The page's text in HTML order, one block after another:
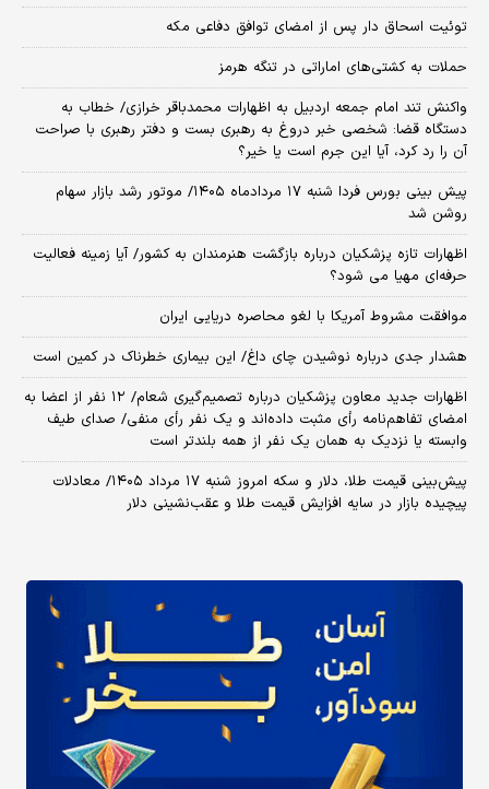
توئیت اسحاق دار پس از امضای توافق دفاعی مکه
حملات به کشتی‌های اماراتی در تنگه هرمز
واکنش تند امام جمعه اردبیل به اظهارات محمدباقر خرازی/ خطاب به
دستگاه قضا: شخصی خبر دروغ به رهبری بست و دفتر رهبری با صراحت
آن را رد کرد، آیا این جرم است یا خیر؟
پیش بینی بورس فردا شنبه ۱۷ مردادماه ۱۴۰۵/ موتور رشد بازار سهام
روشن شد
اظهارات تازه پزشکیان درباره بازگشت هنرمندان به کشور/ آیا زمینه فعالیت
حرفه‌ای مهیا می شود؟
موافقت مشروط آمریکا با لغو محاصره دریایی ایران
هشدار جدی درباره نوشیدن چای داغ/ این بیماری خطرناک در کمین است
اظهارات جدید معاون پزشکیان درباره تصمیم‌گیری شعام/ ۱۲ نفر از اعضا به
امضای تفاهم‌نامه رأی مثبت داده‌اند و یک نفر رأی منفی/ صدای طیف
وابسته یا نزدیک به همان یک نفر از همه بلندتر است
پیش‌بینی قیمت طلا، دلار و سکه امروز شنبه ۱۷ مرداد ۱۴۰۵/ معادلات
پیچیده بازار در سایه افزایش قیمت طلا و عقب‌نشینی دلار